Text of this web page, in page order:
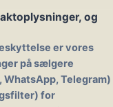
og
er vores
på sælgere
Telegram)
for